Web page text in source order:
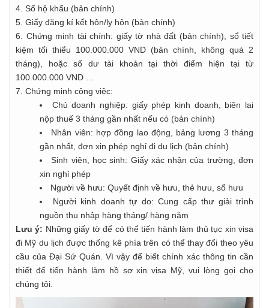
4. Sổ hộ khẩu (bản chính)
5. Giấy đăng kí kết hôn/ly hôn (bản chính)
6. Chứng minh tài chính: giấy tờ nhà đất (bản chính), sổ tiết
kiệm tối thiểu 100.000.000 VND (bản chính, không quá 2
tháng), hoặc số dư tài khoản tại thời điểm hiện tại từ
100.000.000 VND …
7. Chứng minh công việc:
Chủ doanh nghiệp: giấy phép kinh doanh, biên lai
nộp thuế 3 tháng gần nhất nếu có (bản chính)
Nhân viên: hợp đồng lao động, bảng lương 3 tháng
gần nhất, đơn xin phép nghỉ đi du lịch (bản chính)
Sinh viên, học sinh: Giấy xác nhận của trường, đơn
xin nghỉ phép
Người về hưu: Quyết định về hưu, thẻ hưu, sổ hưu
Người kinh doanh tự do: Cung cấp thư giải trình
nguồn thu nhập hàng tháng/ hàng năm
Lưu ý: Những giấy tờ để có thể tiến hành làm thủ tục xin visa
đi Mỹ du lịch được thống kê phía trên có thể thay đổi theo yêu
cầu của Đại Sứ Quán. Vì vậy để biết chính xác thông tin cần
thiết để tiến hành làm hồ sơ xin visa Mỹ, vui lòng gọi cho
chúng tôi.